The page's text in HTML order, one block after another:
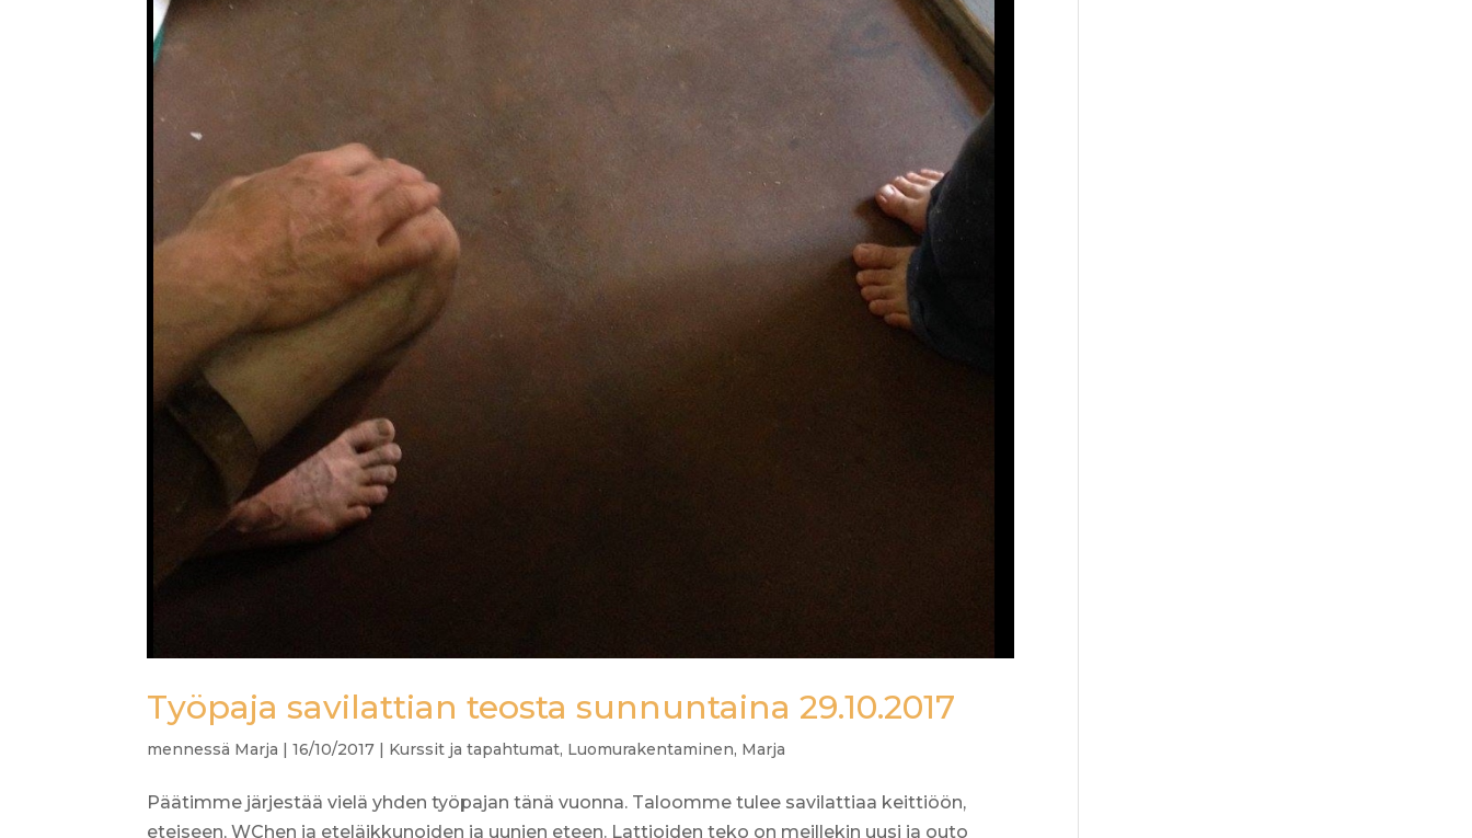
Työpaja savilattian teosta sunnuntaina 29.10.2017
mennessä Marja |16/10/2017 Kurssit ja tapahtumat, Luomurakentaminen, Marja
Päätimme järjestää vielä yhden työpajan tänä vuonna. Taloomme tulee savilattiaa keittiöön,
eteiseen, WChen ja eteläikkunoiden ja uunien eteen. Lattioiden teko on meillekin uusi ja outo